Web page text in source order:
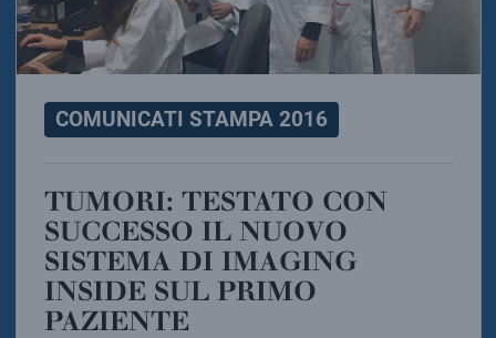
COMUNICATI STAMPA 2016
TUMORI: TESTATO CON
SUCCESSO IL NUOVO
SISTEMA DI IMAGING
INSIDE SUL PRIMO
PAZIENTE